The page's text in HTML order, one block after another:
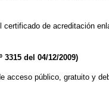
de acreditación
3315 del 04/12/2009)
acceso público, gratuito y